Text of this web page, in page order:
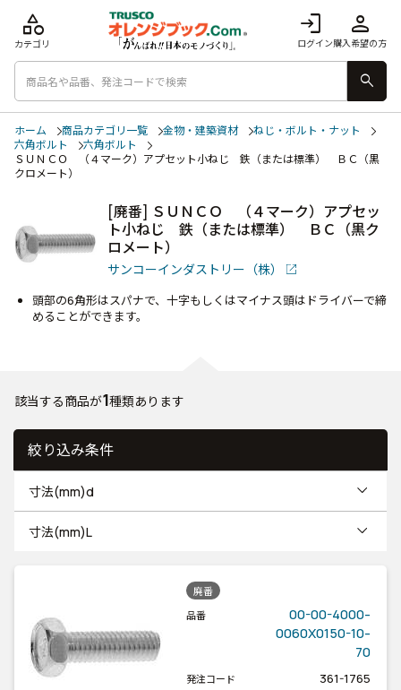
login
ログイン
person
購入希望の方
category
カテゴリ
search
ホーム 商品カテゴリ一覧 金物・建築資材
ねじ・ボルト・ナット
六角ボルト
六角ボルト
ＳＵＮＣＯ （４マーク）アプセット小ねじ 鉄（または標準） ＢＣ（黒
クロメート）
[廃番] ＳＵＮＣＯ （４マーク）アプセッ
ト小ねじ 鉄（または標準） ＢＣ（黒ク
ロメート）
サンコーインダストリー（株）
頭部の6角形はスパナで、十字もしくはマイナス頭はドライバーで締
めることができます。
該当する商品が1種類あります
絞り込み条件
寸法(mm)d
寸法(mm)L
廃番
品番
00-00-4000-
0060X0150-10-
70
発注コード 361-1765